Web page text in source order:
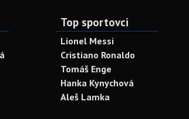
Top sportovci
Lionel Messi
Cristiano Ronaldo
Tomáš Enge
Hanka Kynychová
Aleš Lamka